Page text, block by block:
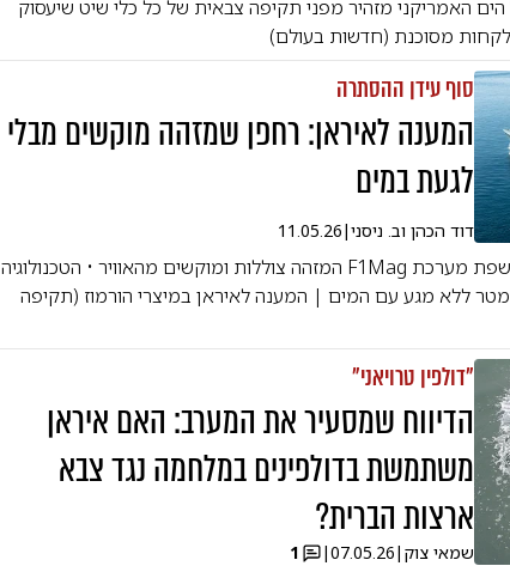
האמריקני מזהיר מפני תקיפה צבאית של כל כלי שיט שיעסוק
מסוכנת (חדשות בעולם)
סוף עידן ההסתרה
המענה לאיראן: רחפן שמזהה מוקשים מבלי
לגעת במים
דוד הכהן וב. ניסני|
11.05.26
חברת UMag Solutions הדנית חושפת מערכת F1Mag המזהה צוללות ומוקשים מהאוויר • הטכנולוגיה
מאפשרת גילוי איומים בעומק 500 מטר ללא מגע עם המים | המענה לאיראן במיצרי הורמוז (תקיפה
"דולפין טרויאני"
הדיווח שמסעיר את המערב: האם איראן
משתמשת בדולפינים במלחמה נגד צבא
ארצות הברית?
שמאי צוק |
07.05.26
|
1